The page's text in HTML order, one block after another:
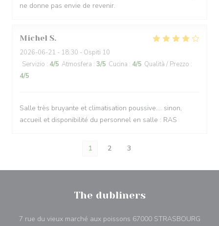
ne donne pas envie de revenir.
Michel S
2026-06-21 - 18:30 - Ospiti 10
Servizio : 4/5 Atmosfera : 3/5 Cucina : 4/5 Qualità / Prezzo :
4/5
Salle très bruyante et climatisation poussive.... sinon,
accueil et disponibilité du personnel en salle : RAS
1 2 3
The dubliners
7 rue du vieux marché aux poissons 67000 STRASBOURG